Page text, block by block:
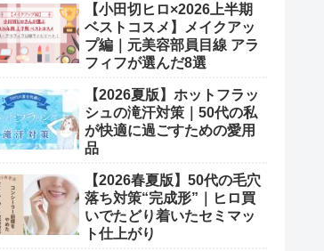
【小田切ヒロ×2026上半期
ベストコスメ】メイクアッ
プ編｜元美容部員目線 アラ
フィフが選んだ8選
【2026夏版】ホットフラッ
シュの滝汗対策｜50代の私
が快適に過ごすための愛用
品
【2026春夏版】50代の毛穴
落ち対策“完成形”｜ヒロ買
いでたどり着いたセミマッ
ト仕上がり